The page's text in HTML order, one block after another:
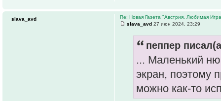
Re: Новая Газета "Австрия. Любимая
slava_avd 27 июн 2024, 23:29
пеппер
... Маленький
экран, поэтому
можно как-то
slava_avd